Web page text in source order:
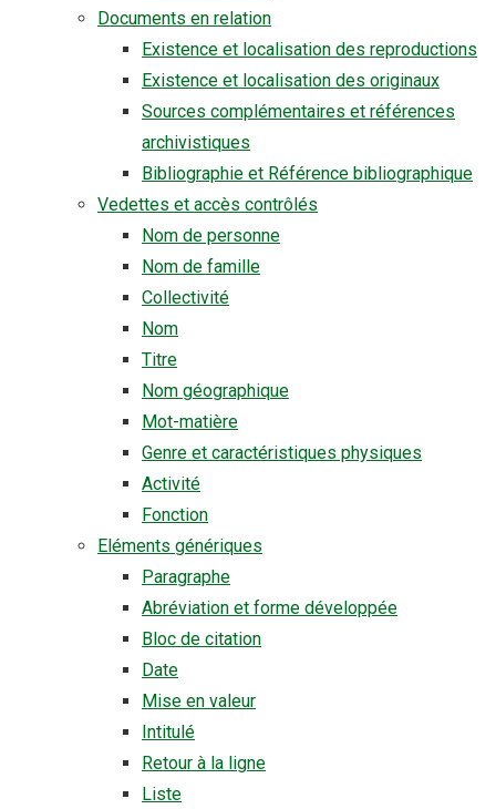
Documents en relation
Existence et localisation des reproductions
Existence et localisation des originaux
Sources complémentaires et références
archivistiques
Bibliographie et Référence bibliographique
Vedettes et accès contrôlés
Nom de personne
Nom de famille
Collectivité
Nom
Titre
Nom géographique
Mot-matière
Genre et caractéristiques physiques
Activité
Fonction
Eléments génériques
Paragraphe
Abréviation et forme développée
Bloc de citation
Date
Mise en valeur
Intitulé
Retour à la ligne
Liste